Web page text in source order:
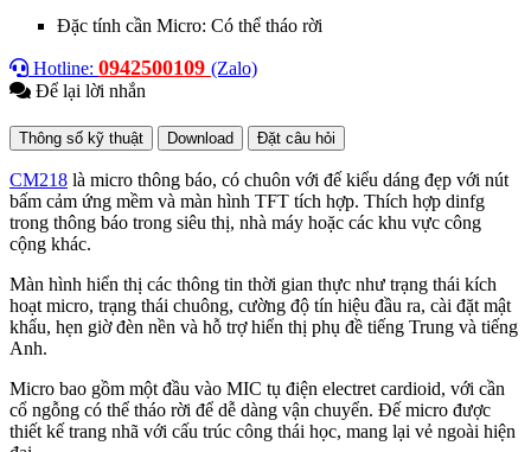
Đặc tính cần Micro: Có thể tháo rời
Hotline: 0942500109 (Zalo)
Để lại lời nhắn
Thông số kỹ thuật Download Đặt câu hỏi
CM218 là micro thông báo, có chuôn với đế kiểu dáng đẹp với nút
bấm cảm ứng mềm và màn hình TFT tích hợp. Thích hợp dinfg
trong thông báo trong siêu thị, nhà máy hoặc các khu vực công
cộng khác.
Màn hình hiển thị các thông tin thời gian thực như trạng thái kích
hoạt micro, trạng thái chuông, cường độ tín hiệu đầu ra, cài đặt mật
khẩu, hẹn giờ đèn nền và hỗ trợ hiển thị phụ đề tiếng Trung và tiếng
Anh.
Micro bao gồm một đầu vào MIC tụ điện electret cardioid, với cần
cổ ngỗng có thể tháo rời để dễ dàng vận chuyển. Đế micro được
thiết kế trang nhã với cấu trúc công thái học, mang lại vẻ ngoài hiện